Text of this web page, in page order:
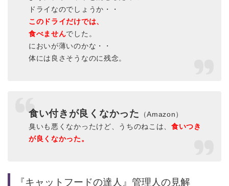
ドライなのでしょうか・・
このドライだけでは、
食べませんでした。
においが薄いのかな・・
体には良さそうなのに残念。
食い付きが良くなかった
（Amazon）
臭いも悪くなかったけど、うちのねこは、食いつき
が良くなかった。
『キャットフードの達人』管理人の見解